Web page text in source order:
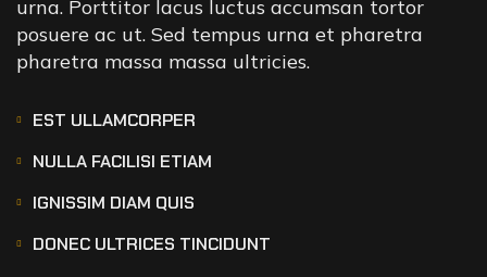
urna. Porttitor lacus luctus accumsan tortor
posuere ac ut. Sed tempus urna et pharetra
pharetra massa massa ultricies.
EST ULLAMCORPER
NULLA FACILISI ETIAM
IGNISSIM DIAM QUIS
DONEC ULTRICES TINCIDUNT